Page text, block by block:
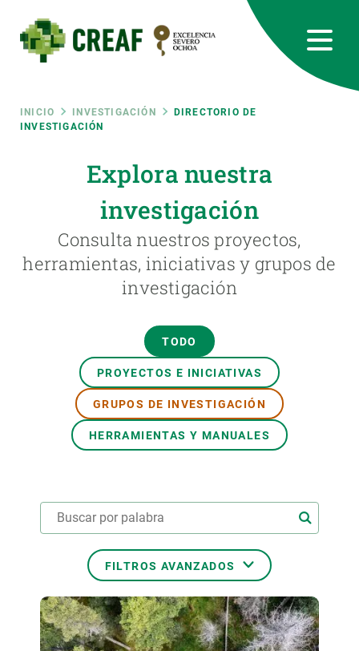
contenido
principal
Ruta
navegación
INICIO INVESTIGACIÓN
DIRECTORIO DE
INVESTIGACIÓN
Explora nuestra
investigación
Consulta nuestros proyectos,
herramientas, iniciativas y grupos de
investigación
TODO
PROYECTOS E INICIATIVAS
GRUPOS DE INVESTIGACIÓN
HERRAMIENTAS Y MANUALES
FILTROS AVANZADOS
ÁREAS TEMÁTICAS
RRSS
Featured
responsive
Responsive
SOBRE NOSOTROS
ÚNETE A NOSOTROS
NOTICIAS Y AGENDA